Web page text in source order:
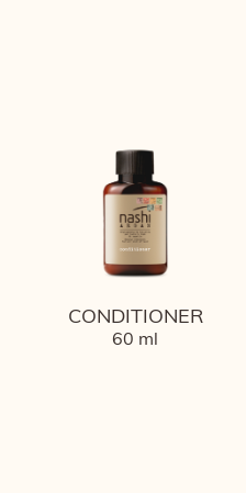
CONDITIONER
60 ml